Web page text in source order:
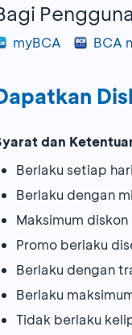
Pengguna
myBCA BCA
dan
Berlaku setiap
Berlaku dengan
Maksimum
Promo berlaku
Berlaku dengan
Berlaku
Tidak berlaku